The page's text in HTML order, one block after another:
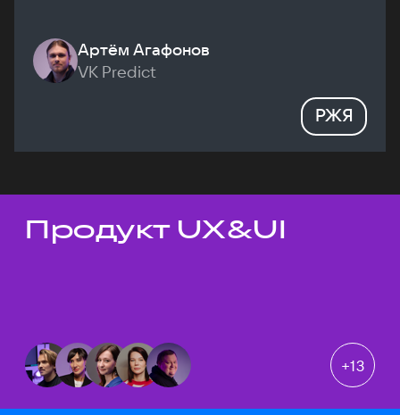
Артём Агафонов
VK Predict
РЖЯ
Темы докладов
Продукт UX&UI
+13